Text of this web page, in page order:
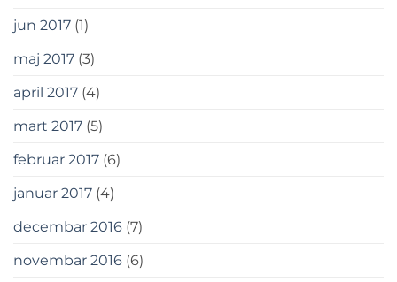
jun 2017 (1)
maj 2017 (3)
april 2017 (4)
mart 2017 (5)
februar 2017 (6)
januar 2017 (4)
decembar 2016 (7)
novembar 2016 (6)